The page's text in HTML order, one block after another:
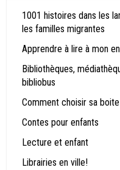
1001 histoires dans les
les familles migrantes
Apprendre à lire à mon
Bibliothèques,
bibliobus
Comment choisir sa
Contes pour enfants
Lecture et enfant
Librairies en ville!